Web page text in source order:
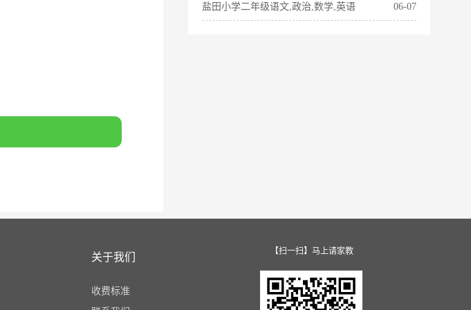
盐田小学二年级语文,政治,数学,英语 06-07
关于我们
收费标准
【扫一扫】马上请家教